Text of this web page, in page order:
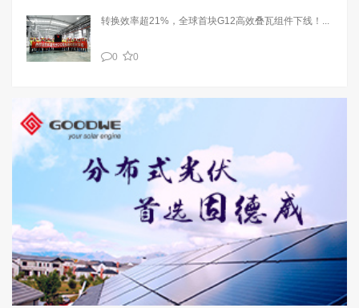
转换效率超21%，全球首块G12高效叠瓦组件下线！...
0 0